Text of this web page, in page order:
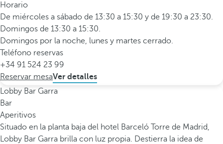
Horario
De miércoles a sábado de 13:30 a 15:30 y de 19:30 a 23:30.
Domingos de 13:30 a 15:30.
Domingos por la noche, lunes y martes cerrado.
Teléfono reservas
+34 91 524 23 99
Reservar mesaVer detalles
Lobby Bar Garra
Bar
Aperitivos
Situado en la planta baja del hotel Barceló Torre de Madrid,
Lobby Bar Garra brilla con luz propia. Destierra la idea de